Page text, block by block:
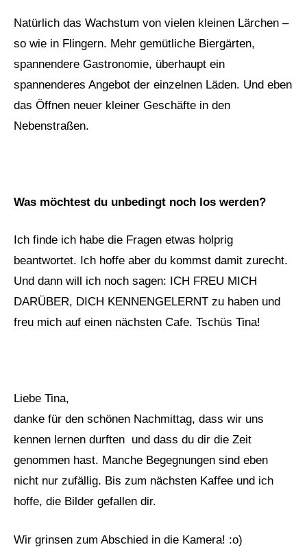
Natürlich das Wachstum von vielen kleinen Lärchen –
so wie in Flingern. Mehr gemütliche Biergärten,
spannendere Gastronomie, überhaupt ein
spannenderes Angebot der einzelnen Läden. Und eben
das Öffnen neuer kleiner Geschäfte in den
Nebenstraßen.
Was möchtest du unbedingt noch los werden?
Ich finde ich habe die Fragen etwas holprig
beantwortet. Ich hoffe aber du kommst damit zurecht.
Und dann will ich noch sagen: ICH FREU MICH
DARÜBER, DICH KENNENGELERNT zu haben und
freu mich auf einen nächsten Cafe. Tschüs Tina!
Liebe Tina,
danke für den schönen Nachmittag, dass wir uns
kennen lernen durften und dass du dir die Zeit
genommen hast. Manche Begegnungen sind eben
nicht nur zufällig. Bis zum nächsten Kaffee und ich
hoffe, die Bilder gefallen dir.
Wir grinsen zum Abschied in die Kamera! :o)